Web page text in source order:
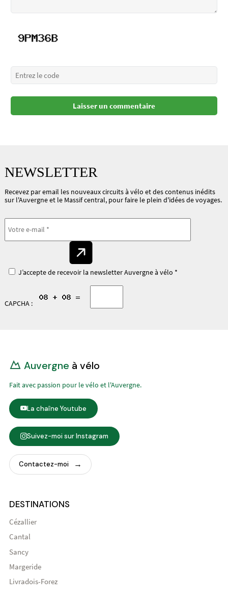
NEWSLETTER
Recevez par email les nouveaux circuits à vélo et des contenus inédits
sur l'Auvergne et le Massif central, pour faire le plein d'idées de voyages.
J’accepte de recevoir la newsletter Auvergne à vélo *
CAPCHA :
Auvergne à vélo
Fait avec passion pour le vélo et l'Auvergne.
La chaîne Youtube
Suivez-moi sur Instagram
Contactez-moi
DESTINATIONS
Cézallier
Cantal
Sancy
Margeride
Livradois-Forez